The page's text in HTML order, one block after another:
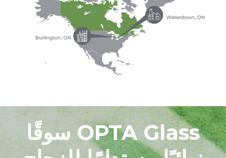
OPTA Glass سوقًا